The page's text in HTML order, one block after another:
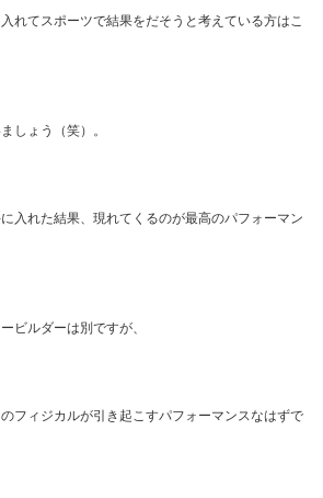
れてスポーツで結果をだそうと考えている方はこ
しょう（笑）。
入れた結果、現れてくるのが最高のパフォーマン
ビルダーは別ですが、
フィジカルが引き起こすパフォーマンスなはずで